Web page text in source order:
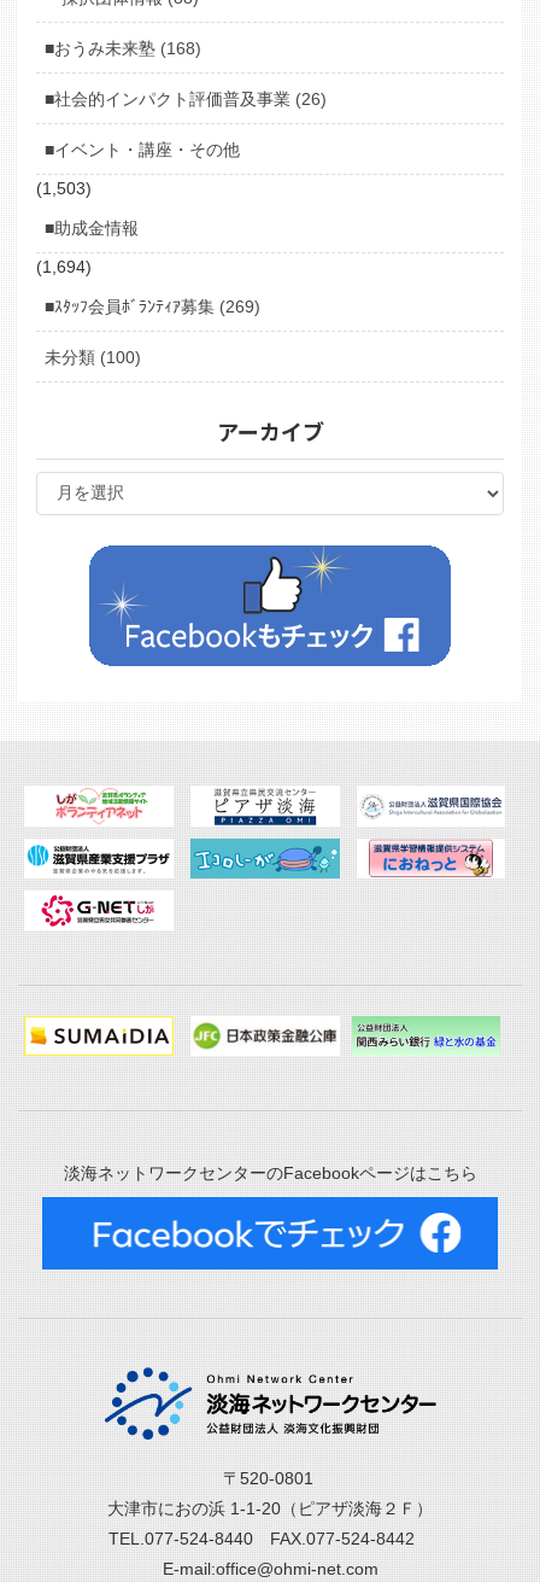
■おうみ未来塾 (168)
■社会的インパクト評価普及事業 (26)
■イベント・講座・その他
(1,503)
■助成金情報
(1,694)
■ｽﾀｯﾌ会員ﾎﾞﾗﾝﾃｨｱ募集 (269)
未分類 (100)
アーカイブ
淡海ネットワークセンターのFacebookページはこちら
〒520-0801
大津市におの浜 1-1-20（ピアザ淡海２Ｆ）
TEL.077-524-8440 FAX.077-524-8442
E-mail:office@ohmi-net.com